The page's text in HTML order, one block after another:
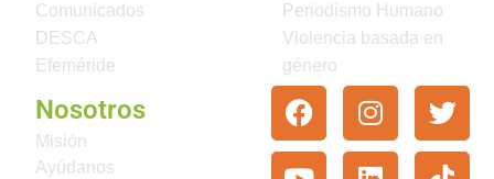
Comunicados
DESCA
Efeméride
Periodismo Humano
Violencia basada en
género
Nosotros
Misión
Ayúdanos